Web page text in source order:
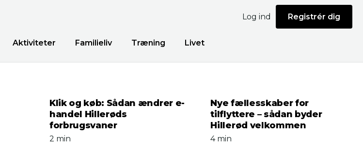
Aktiviteter Familieliv Træning Livet
Log ind Registrér dig
Klik og køb: Sådan ændrer e-
handel Hillerøds
forbrugsvaner
2 min
Nye fællesskaber for
tilflyttere – sådan byder
Hillerød velkommen
4 min